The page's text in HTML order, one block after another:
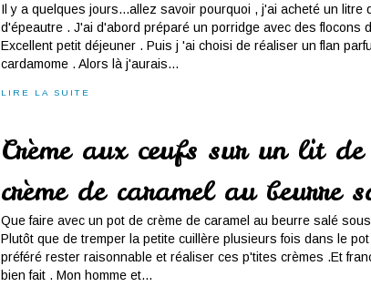
Il y a quelques jours...allez savoir pourquoi , j'ai acheté un litre
d'épeautre . J'ai d'abord préparé un porridge avec des flocons
Excellent petit déjeuner . Puis j 'ai choisi de réaliser un flan
cardamome . Alors là j'aurais...
LIRE LA SUITE
Crème aux œufs sur un lit de
crème de caramel au beurre
Que faire avec un pot de crème de caramel au beurre salé
Plutôt que de tremper la petite cuillère plusieurs fois dans le pot
préféré rester raisonnable et réaliser ces p'tites crèmes .Et
bien fait . Mon homme et...